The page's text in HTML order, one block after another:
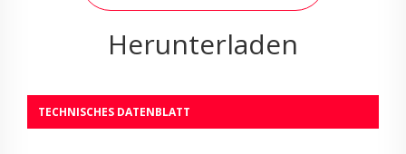
Herunterladen
TECHNISCHES DATENBLATT